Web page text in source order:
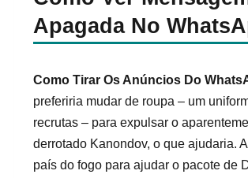
Apagada No
Como Tirar Os Anúncios Do
preferiria mudar de roupa – um
recrutas – para expulsar o
derrotado Kanondov, o que ajudaria.
país do fogo para ajudar o pacote de